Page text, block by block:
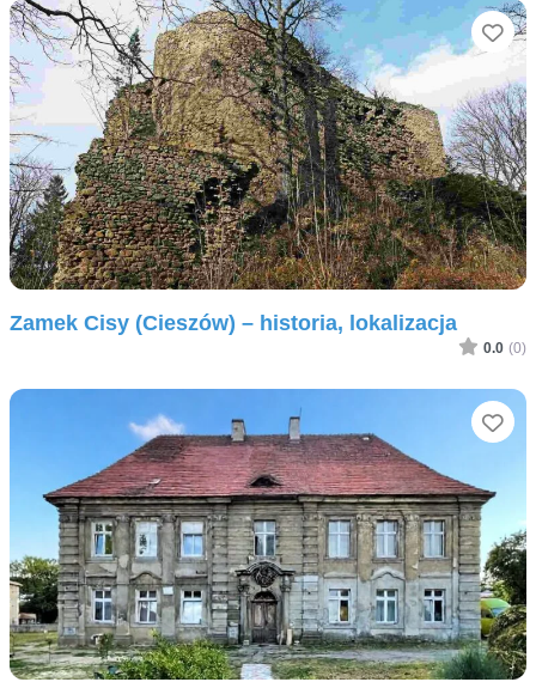
Zamek Cisy (Cieszów) – historia, lokalizacja
0.0 (0)